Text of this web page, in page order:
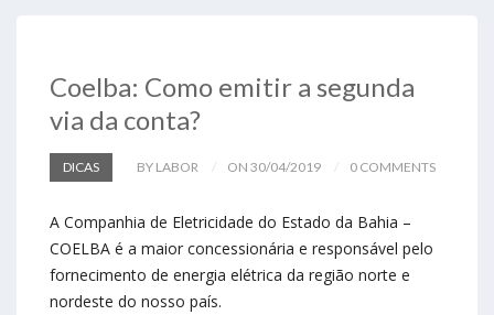
Coelba: Como emitir a segunda
via da conta?
DICAS BY LABOR ON 30/04/2019 0 COMMENTS
A Companhia de Eletricidade do Estado da Bahia –
COELBA é a maior concessionária e responsável pelo
fornecimento de energia elétrica da região norte e
nordeste do nosso país.